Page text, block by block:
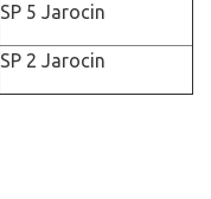
SP 5 Jarocin
SP 2 Jarocin